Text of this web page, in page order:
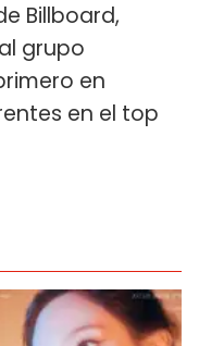
Billboard,
grupo
en
en el top